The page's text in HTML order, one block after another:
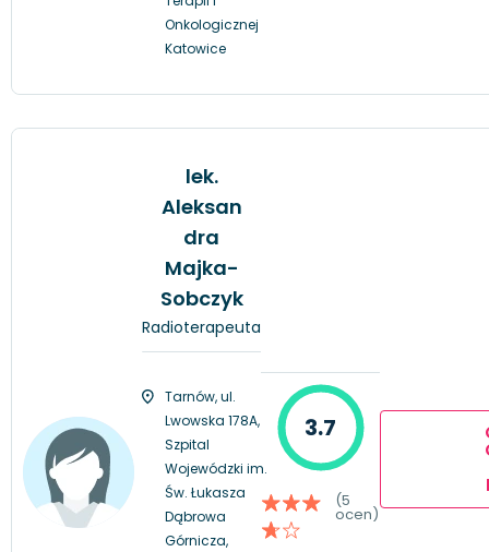
Onkologicznej
Katowice
lek.
Aleksan
dra
Majka-
Sobczyk
Radioterapeuta
Tarnów, ul.
Lwowska 178A,
Szpital
Wojewódzki im.
Św. Łukasza
Dąbrowa
Górnicza,
3.7
(5
ocen)